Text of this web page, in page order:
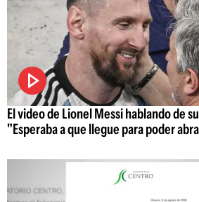
El video de Lionel Messi hablando de
"Esperaba a que llegue para poder